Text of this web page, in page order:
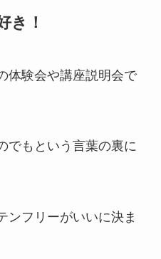
き！
体験会や講座説明会で
でもという言葉の裏に
ンフリーがいいに決ま